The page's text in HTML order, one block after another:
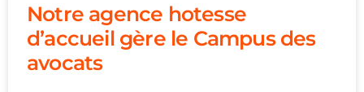
Notre agence hotesse
d’accueil gère le Campus des
avocats